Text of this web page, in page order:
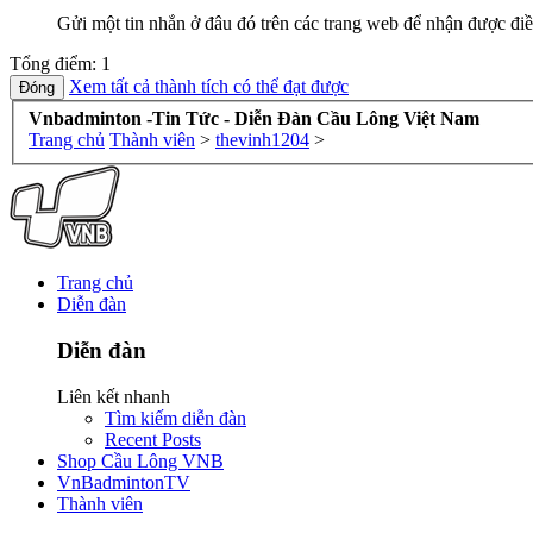
Gửi một tin nhắn ở đâu đó trên các trang web để nhận được
Tổng điểm: 1
Xem tất cả thành tích có thể đạt được
Vnbadminton -Tin Tức - Diễn Đàn Cầu Lông Việt Nam
Trang chủ Thành viên > thevinh1204 >
Trang chủ
Diễn đàn
Diễn đàn
Liên kết nhanh
Tìm kiếm diễn đàn
Recent Posts
Shop Cầu Lông VNB
VnBadmintonTV
Thành viên